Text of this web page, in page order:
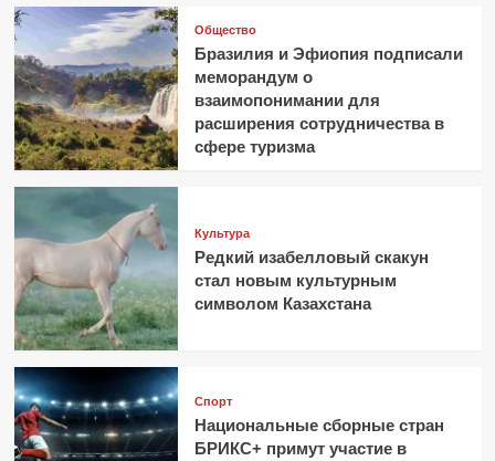
Общество
Бразилия и Эфиопия подписали
меморандум о
взаимопонимании для
расширения сотрудничества в
сфере туризма
Культура
Редкий изабелловый скакун
стал новым культурным
символом Казахстана
Спорт
Национальные сборные стран
БРИКС+ примут участие в